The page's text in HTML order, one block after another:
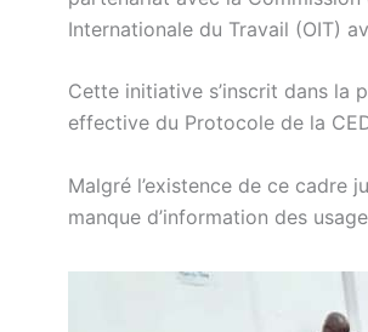
Internationale du Travail (OIT)
Cette initiative s’inscrit dans la
effective du Protocole de la
Malgré l’existence de ce cadre
manque d’information des